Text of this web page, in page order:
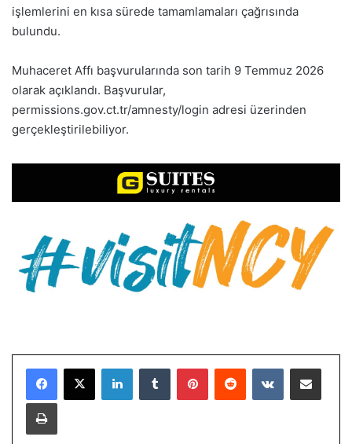
işlemlerini en kısa sürede tamamlamaları çağrısında
bulundu.
Muhaceret Affı başvurularında son tarih 9 Temmuz 2026
olarak açıklandı. Başvurular,
permissions.gov.ct.tr/amnesty/login adresi üzerinden
gerçekleştirilebiliyor.
LinkedInTumblr PinterestReddit VKontakteE-Posta ile paylaş
Yazdır